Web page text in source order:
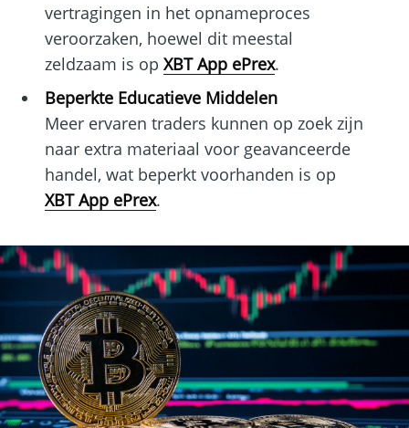
vertragingen in het opnameproces
veroorzaken, hoewel dit meestal
zeldzaam is op XBT App ePrex.
Beperkte Educatieve Middelen
Meer ervaren traders kunnen op zoek zijn
naar extra materiaal voor geavanceerde
handel, wat beperkt voorhanden is op
XBT App ePrex.